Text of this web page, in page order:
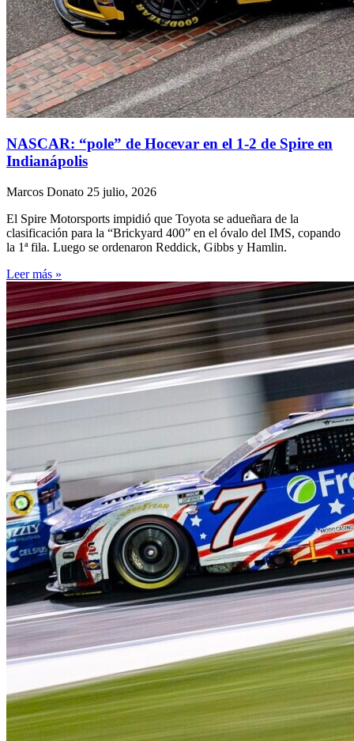
NASCAR: “pole” de Hocevar en el 1-2 de Spire en
Indianápolis
Marcos Donato 25 julio, 2026
El Spire Motorsports impidió que Toyota se adueñara de la
clasificación para la “Brickyard 400” en el óvalo del IMS, copando
la 1ª fila. Luego se ordenaron Reddick, Gibbs y Hamlin.
Leer más »